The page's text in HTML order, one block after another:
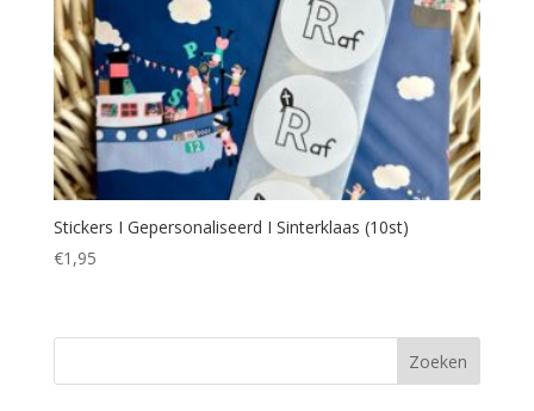
Stickers I Gepersonaliseerd I Sinterklaas (10st)
€1,95